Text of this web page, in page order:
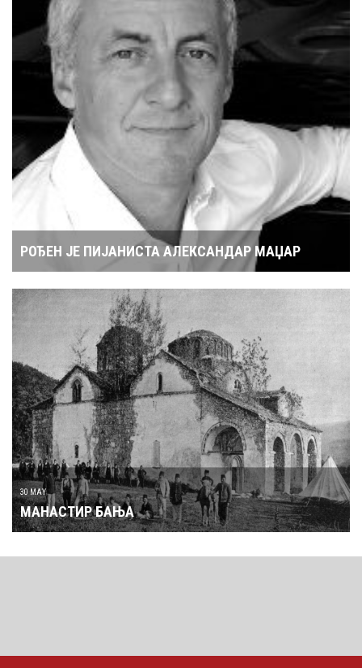
РОЂЕН ЈЕ ПИЈАНИСТА АЛЕКСАНДАР МАЏАР
30 MAY
МАНАСТИР БАЊА